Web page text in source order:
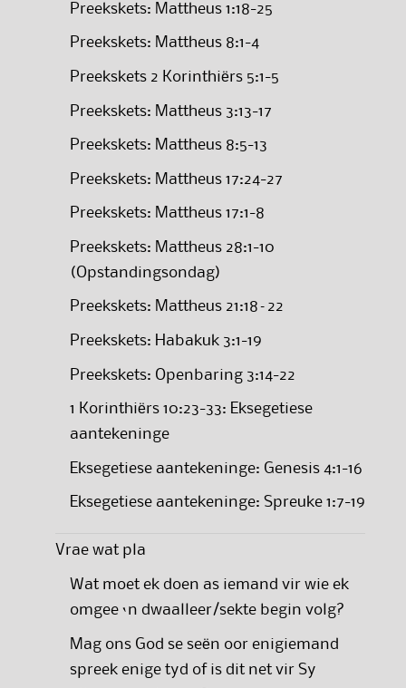
Preekskets: Mattheus 1:18-25
Preekskets: Mattheus 8:1-4
Preekskets 2 Korinthiërs 5:1-5
Preekskets: Mattheus 3:13-17
Preekskets: Mattheus 8:5-13
Preekskets: Mattheus 17:24-27
Preekskets: Mattheus 17:1-8
Preekskets: Mattheus 28:1-10
(Opstandingsondag)
Preekskets: Mattheus 21:18–22
Preekskets: Habakuk 3:1-19
Preekskets: Openbaring 3:14-22
1 Korinthiërs 10:23-33: Eksegetiese
aantekeninge
Eksegetiese aantekeninge: Genesis 4:1-16
Eksegetiese aantekeninge: Spreuke 1:7-19
Vrae wat pla
Wat moet ek doen as iemand vir wie ek
omgee ‘n dwaalleer/sekte begin volg?
Mag ons God se seën oor enigiemand
spreek enige tyd of is dit net vir Sy